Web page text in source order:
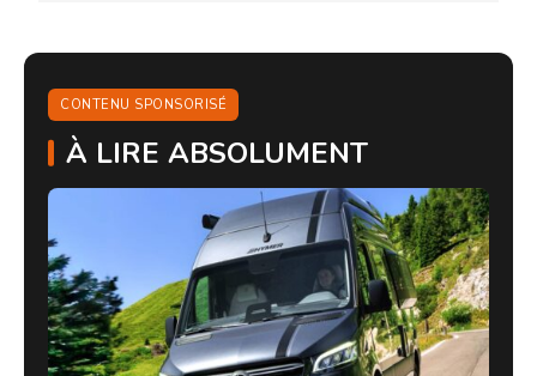
CONTENU SPONSORISÉ
À LIRE ABSOLUMENT